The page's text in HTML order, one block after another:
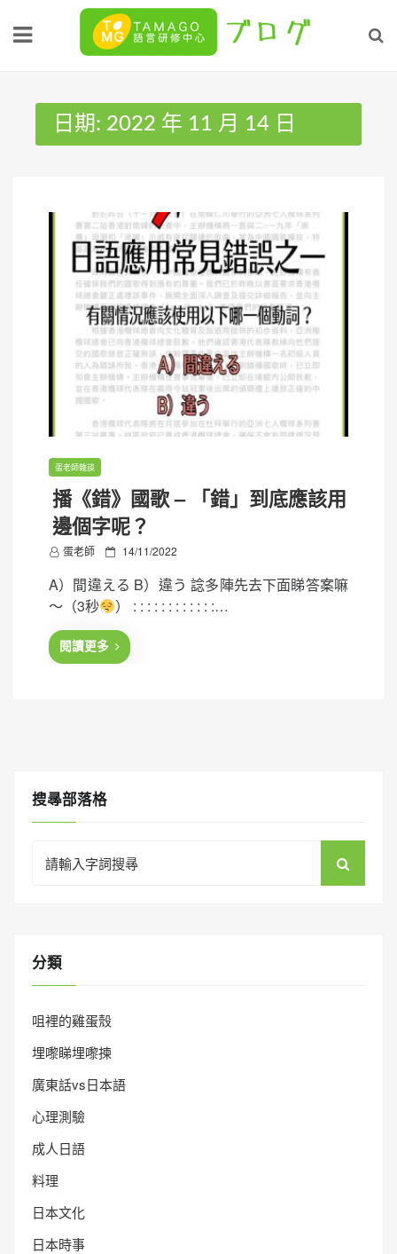
日期: 2022 年 11 月 14 日
蛋老師雜談
播《錯》國歌 – 「錯」到底應該用
邊個字呢？
蛋老師
P
s
t
e
14/11/2022
A）間違える B）違う 諗多陣先去下面睇答案嘛
～（3秒
） : : : : : : : : : : : :…
閱讀更多
搜㝷部落格
for:
分類
咀裡的雞蛋殼
埋嚟睇埋嚟揀
廣東話vs日本語
心理測驗
成人日語
料理
日本文化
日本時事